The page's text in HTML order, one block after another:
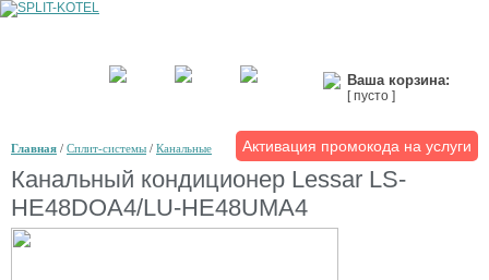
Ваша корзина:
[ пусто ]
Активация промокода на услуги
Главная / Сплит-системы / Канальные
Канальный кондиционер Lessar LS-
HE48DOA4/LU-HE48UMA4